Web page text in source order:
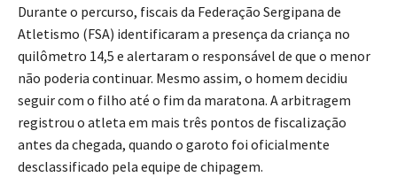
Durante o percurso, fiscais da Federação Sergipana de
Atletismo (FSA) identificaram a presença da criança no
quilômetro 14,5 e alertaram o responsável de que o menor
não poderia continuar. Mesmo assim, o homem decidiu
seguir com o filho até o fim da maratona. A arbitragem
registrou o atleta em mais três pontos de fiscalização
antes da chegada, quando o garoto foi oficialmente
desclassificado pela equipe de chipagem.